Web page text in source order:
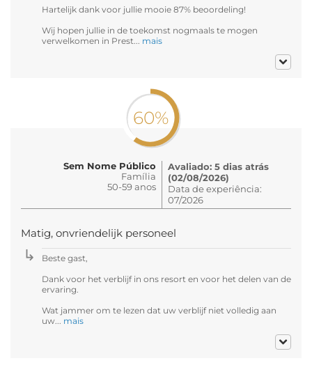
Hartelijk dank voor jullie mooie 87% beoordeling!
Wij hopen jullie in de toekomst nogmaals te mogen
verwelkomen in Prest... mais
60%
Sem Nome Público
Família
50-59 anos
Avaliado: 5 dias atrás
(02/08/2026)
Data de experiência:
07/2026
Matig, onvriendelijk personeel
Beste gast,
Dank voor het verblijf in ons resort en voor het delen van de
ervaring.
Wat jammer om te lezen dat uw verblijf niet volledig aan
uw... mais